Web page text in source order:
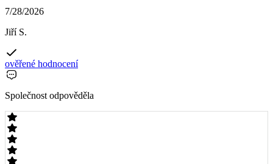
7/28/2026
Jiří S.
ověřené hodnocení
Společnost odpověděla